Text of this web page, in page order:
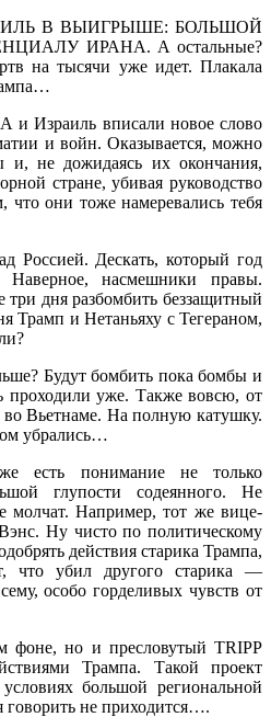
В ВЫИГРЫШЕ: БОЛЬШОЙ
ИРАНА. А остальные?
на тысячи уже идет. Плакала
и Израиль вписали новое слово
и войн. Оказывается, можно
и, не дожидаясь их окончания,
стране, убивая руководство
что они тоже намеревались тебя
Россией. Дескать, который год
насмешники правы.
дня разбомбить беззащитный
Трамп и Нетаньяху с Тегераном,
Будут бомбить пока бомбы и
проходили уже. Также вовсю, от
Вьетнаме. На полную катушку.
убрались…
понимание не только
глупости содеянного. Не
молчат. Например, тот же вице-
Ну чисто по политическому
действия старика Трампа,
что убил другого старика —
особо горделивых чувств от
фоне, но и пресловутый TRIPP
Трампа. Такой проект
большой региональной
говорить не приходится….